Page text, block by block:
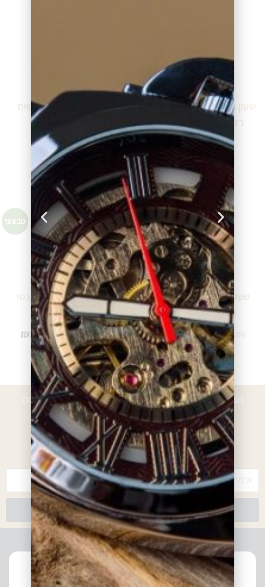
שעון גברים שוויצרי מיוחד עם
רצועת עור 07301354
1,126.00
מידע נוסף
שעון ESQ אלגנטי לנשים
₪420.00
מידע נוסף
מבצע!
שעון גברים מוזהב בעיצוב
קלאסי 07301021
₪2,667.00
₪1,600.00
מידע נוסף
מבצע!
שעון ESQ משובץ אלגנטי
לנשים 07101319
₪2,352.00
₪1,412.00
מידע נוסף
הצטרפו לרשימת הלקוחות המועדפים וקבלו הטבות, הנחות
ועדכונים
*עם ההרשמה אתם מאשרים לקבל חומרים פרסומיים מאיתנו
צרפו אותי